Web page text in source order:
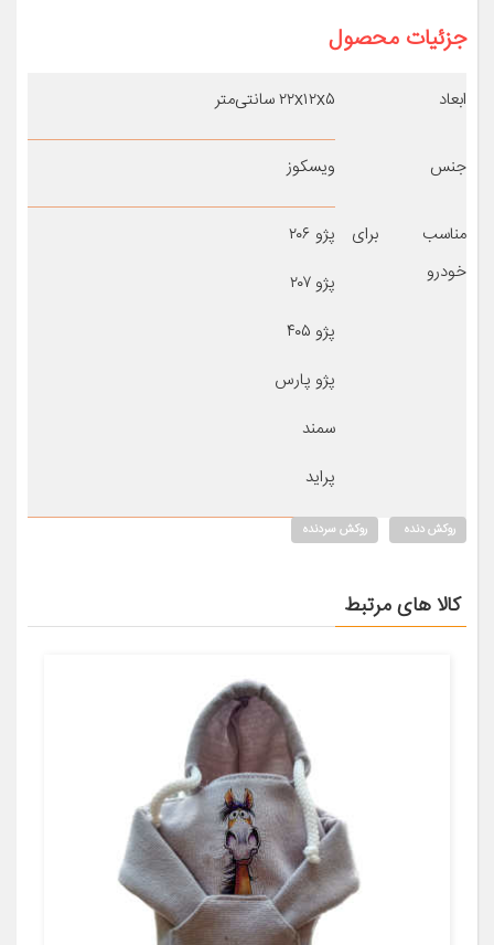
جزئیات محصول
ابعاد ۲۲x۱۲x۵ سانتی‌متر
جنس ویسکوز
مناسب برای
خودرو
پژو ۲۰۶
پژو ۲۰۷
پژو ۴۰۵
پژو پارس
سمند
پراید
روکش دنده روکش سردنده
کالا های مرتبط